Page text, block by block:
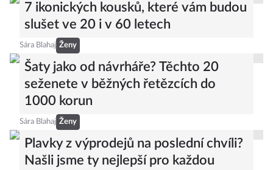
7 ikonických kousků, které vám budou
slušet ve 20 i v 60 letech
Sára Blahaj Ženy
Šaty jako od návrháře? Těchto 20
seženete v běžných řetězcích do
1000 korun
Sára Blahaj Ženy
Plavky z výprodejů na poslední chvíli?
Našli jsme ty nejlepší pro každou